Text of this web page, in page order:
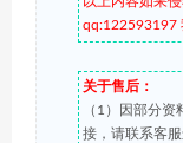
qq:122593197
关于售后：
（1）因部分
接，请联系客服